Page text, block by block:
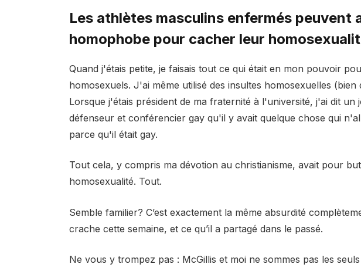
Les athlètes masculins enfermés peuvent
homophobe pour cacher leur
Quand j'étais petite, je faisais tout ce qui était en mon pouvoir
homosexuels. J'ai même utilisé des insultes homosexuelles
Lorsque j'étais président de ma fraternité à l'université, j'ai dit un
défenseur et conférencier gay qu'il y avait quelque chose qui
parce qu'il était gay.
Tout cela, y compris ma dévotion au christianisme, avait pour
homosexualité. Tout.
Semble familier? C’est exactement la même absurdité
crache cette semaine, et ce qu’il a partagé dans le passé.
Ne vous y trompez pas : McGillis et moi ne sommes pas les